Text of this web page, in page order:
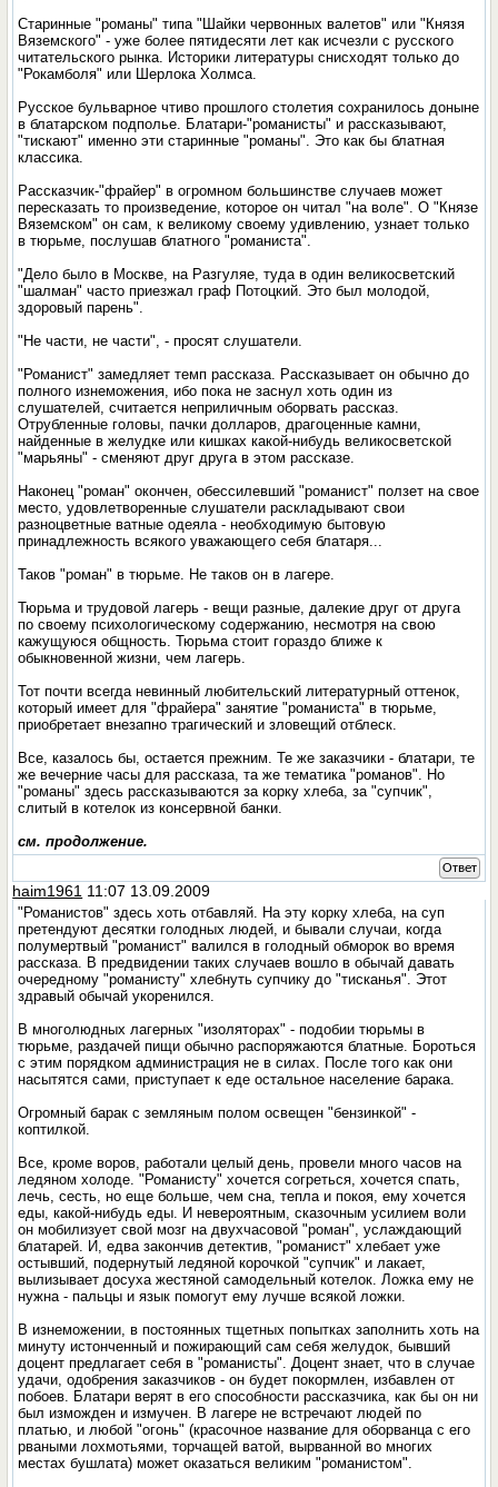
Старинные "романы" типа "Шайки червонных валетов" или "Князя
Вяземского" - уже более пятидесяти лет как исчезли с русского
читательского рынка. Историки литературы снисходят только до
"Рокамболя" или Шерлока Холмса.
Русское бульварное чтиво прошлого столетия сохранилось доныне
в блатарском подполье. Блатари-"романисты" и рассказывают,
"тискают" именно эти старинные "романы". Это как бы блатная
классика.
Рассказчик-"фрайер" в огромном большинстве случаев может
пересказать то произведение, которое он читал "на воле". О "Князе
Вяземском" он сам, к великому своему удивлению, узнает только
в тюрьме, послушав блатного "романиста".
"Дело было в Москве, на Разгуляе, туда в один великосветский
"шалман" часто приезжал граф Потоцкий. Это был молодой,
здоровый парень".
"Не части, не части", - просят слушатели.
"Романист" замедляет темп рассказа. Рассказывает он обычно до
полного изнеможения, ибо пока не заснул хоть один из
слушателей, считается неприличным оборвать рассказ.
Отрубленные головы, пачки долларов, драгоценные камни,
найденные в желудке или кишках какой-нибудь великосветской
"марьяны" - сменяют друг друга в этом рассказе.
Наконец "роман" окончен, обессилевший "романист" ползет на свое
место, удовлетворенные слушатели раскладывают свои
разноцветные ватные одеяла - необходимую бытовую
принадлежность всякого уважающего себя блатаря...
Таков "роман" в тюрьме. Не таков он в лагере.
Тюрьма и трудовой лагерь - вещи разные, далекие друг от друга
по своему психологическому содержанию, несмотря на свою
кажущуюся общность. Тюрьма стоит гораздо ближе к
обыкновенной жизни, чем лагерь.
Тот почти всегда невинный любительский литературный оттенок,
который имеет для "фрайера" занятие "романиста" в тюрьме,
приобретает внезапно трагический и зловещий отблеск.
Все, казалось бы, остается прежним. Те же заказчики - блатари, те
же вечерние часы для рассказа, та же тематика "романов". Но
"романы" здесь рассказываются за корку хлеба, за "супчик",
слитый в котелок из консервной банки.
см. продолжение.
Ответ
haim1961 11:07 13.09.2009
"Романистов" здесь хоть отбавляй. На эту корку хлеба, на суп
претендуют десятки голодных людей, и бывали случаи, когда
полумертвый "романист" валился в голодный обморок во время
рассказа. В предвидении таких случаев вошло в обычай давать
очередному "романисту" хлебнуть супчику до "тисканья". Этот
здравый обычай укоренился.
В многолюдных лагерных "изоляторах" - подобии тюрьмы в
тюрьме, раздачей пищи обычно распоряжаются блатные. Бороться
с этим порядком администрация не в силах. После того как они
насытятся сами, приступает к еде остальное население барака.
Огромный барак с земляным полом освещен "бензинкой" -
коптилкой.
Все, кроме воров, работали целый день, провели много часов на
ледяном холоде. "Романисту" хочется согреться, хочется спать,
лечь, сесть, но еще больше, чем сна, тепла и покоя, ему хочется
еды, какой-нибудь еды. И невероятным, сказочным усилием воли
он мобилизует свой мозг на двухчасовой "роман", услаждающий
блатарей. И, едва закончив детектив, "романист" хлебает уже
остывший, подернутый ледяной корочкой "супчик" и лакает,
вылизывает досуха жестяной самодельный котелок. Ложка ему не
нужна - пальцы и язык помогут ему лучше всякой ложки.
В изнеможении, в постоянных тщетных попытках заполнить хоть на
минуту истонченный и пожирающий сам себя желудок, бывший
доцент предлагает себя в "романисты". Доцент знает, что в случае
удачи, одобрения заказчиков - он будет покормлен, избавлен от
побоев. Блатари верят в его способности рассказчика, как бы он ни
был изможден и измучен. В лагере не встречают людей по
платью, и любой "огонь" (красочное название для оборванца с его
рваными лохмотьями, торчащей ватой, вырванной во многих
местах бушлата) может оказаться великим "романистом".